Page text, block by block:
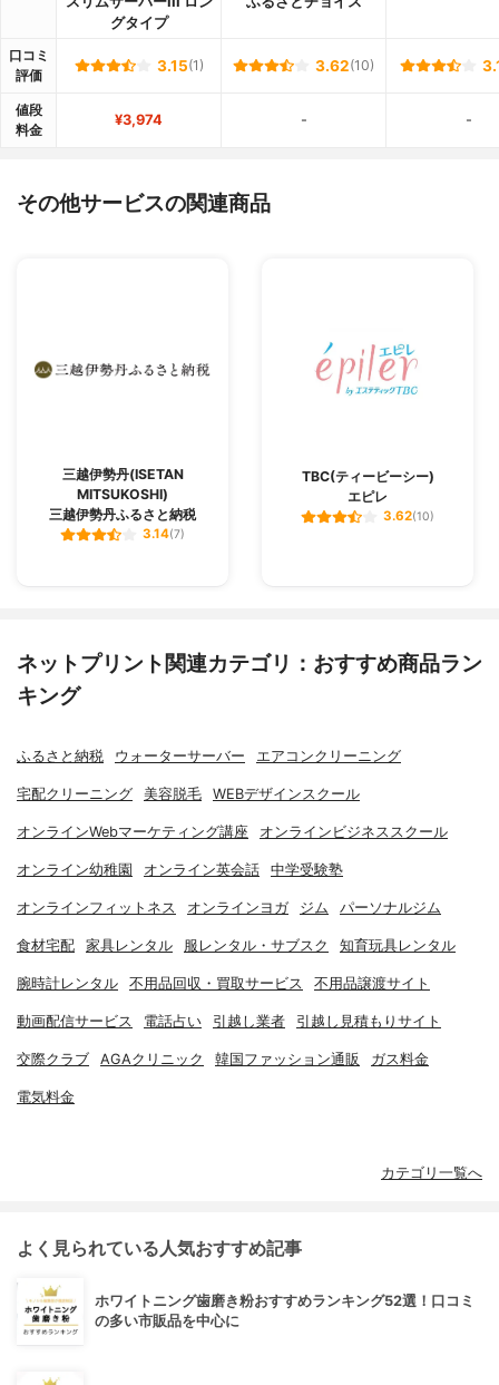
グタイプ
口コミ
評価
3.15(1) 3.62(10)
値段
料金
¥3,974 - -
その他サービスの関連商品
三越伊勢丹(ISETAN
MITSUKOSHI)
三越伊勢丹ふるさと納税
3.14(7)
TBC(ティービーシー)
エピレ
3.62(10)
ネットプリント関連カテゴリ：おすすめ商品ラン
キング
ふるさと納税 ウォーターサーバー エアコンクリーニング
宅配クリーニング 美容脱毛 WEBデザインスクール
オンラインWebマーケティング講座 オンラインビジネススクール
オンライン幼稚園 オンライン英会話 中学受験塾
オンラインフィットネス オンラインヨガ ジム パーソナルジム
食材宅配 家具レンタル 服レンタル・サブスク 知育玩具レンタル
腕時計レンタル 不用品回収・買取サービス 不用品譲渡サイト
動画配信サービス 電話占い 引越し業者 引越し見積もりサイト
交際クラブ AGAクリニック 韓国ファッション通販 ガス料金
電気料金
カテゴリ一覧へ
よく見られている人気おすすめ記事
ホワイトニング歯磨き粉おすすめランキング52選！口コミ
の多い市販品を中心に